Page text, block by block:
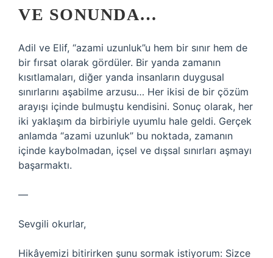
VE SONUNDA…
Adil ve Elif, “azami uzunluk”u hem bir sınır hem de
bir fırsat olarak gördüler. Bir yanda zamanın
kısıtlamaları, diğer yanda insanların duygusal
sınırlarını aşabilme arzusu… Her ikisi de bir çözüm
arayışı içinde bulmuştu kendisini. Sonuç olarak, her
iki yaklaşım da birbiriyle uyumlu hale geldi. Gerçek
anlamda “azami uzunluk” bu noktada, zamanın
içinde kaybolmadan, içsel ve dışsal sınırları aşmayı
başarmaktı.
—
Sevgili okurlar,
Hikâyemizi bitirirken şunu sormak istiyorum: Sizce